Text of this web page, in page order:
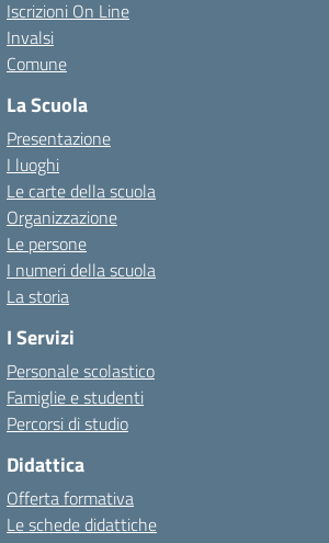
Iscrizioni On Line
Invalsi
Comune
La Scuola
Presentazione
I luoghi
Le carte della scuola
Organizzazione
Le persone
I numeri della scuola
La storia
I Servizi
Personale scolastico
Famiglie e studenti
Percorsi di studio
Didattica
Offerta formativa
Le schede didattiche